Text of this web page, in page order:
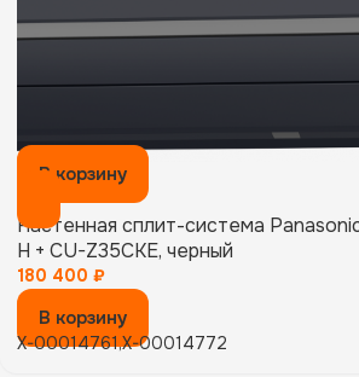
В корзину
Настенная сплит-система
H + CU-Z35CKE, черный
180 400 ₽
В корзину
X-00014761,X-00014772